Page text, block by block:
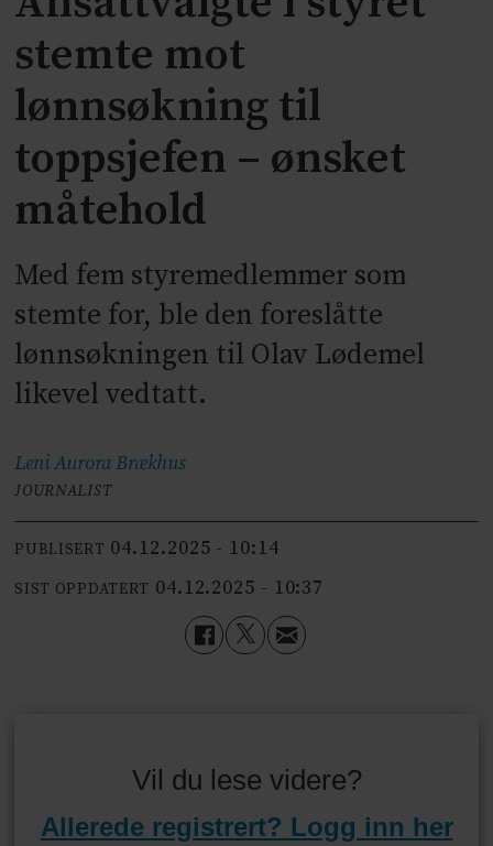
stemte mot
lønnsøkning til
toppsjefen – ønsket
måtehold
Med fem styremedlemmer som
stemte for, ble den foreslåtte
lønnsøkningen til Olav Lødemel
likevel vedtatt.
Leni AuroraBrækhus
JOURNALIST
PUBLISERT 04.12.2025 - 10:14
SIST OPPDATERT 04.12.2025 - 10:37
Vil du lese videre?
Allerede registrert? Logg inn her